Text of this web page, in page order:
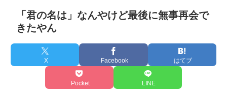
「君の名は」なんやけど最後に無事再会で
きたやん
X Facebook はてブ
Pocket LINE